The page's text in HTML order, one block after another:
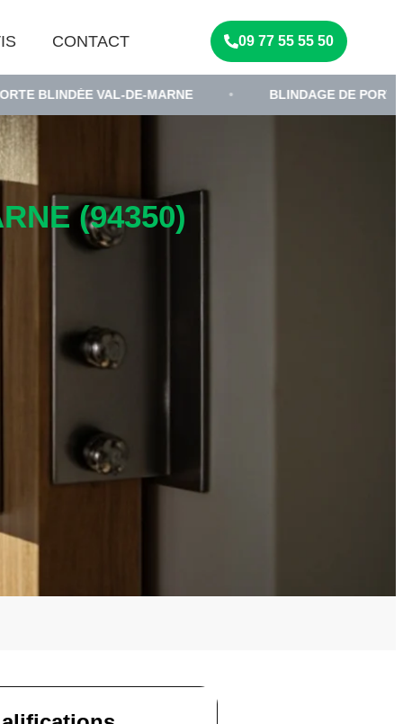
CONTACT 09 77 55 55 50
VAL-DE-MARNE • BLINDAGE DE PORTE D'ENTRÉE
(94350)